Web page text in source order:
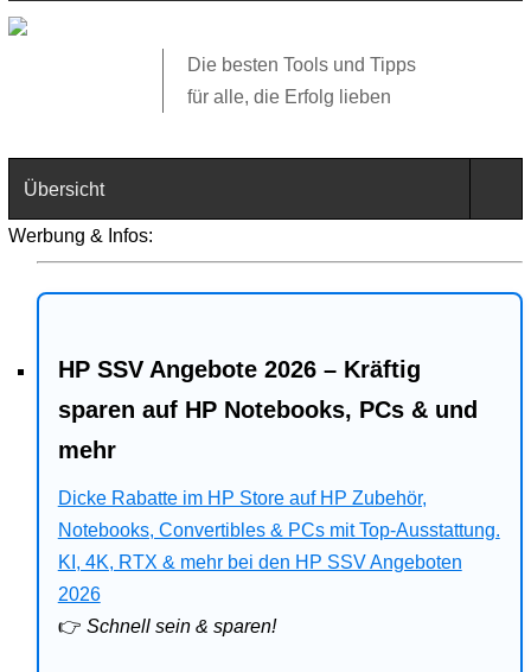
Die besten Tools und Tipps
für alle, die Erfolg lieben
Übersicht
Technik
Web
Business
Angebote
Bitdefender
Werbung & Infos:
HP SSV Angebote 2026 – Kräftig
sparen auf HP Notebooks, PCs & und
mehr
Dicke Rabatte im HP Store auf HP Zubehör,
Notebooks, Convertibles & PCs mit Top-Ausstattung.
KI, 4K, RTX & mehr bei den HP SSV Angeboten
2026
👉 Schnell sein & sparen!